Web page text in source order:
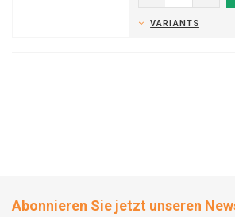
VARIANTS
Abonnieren Sie jetzt unseren